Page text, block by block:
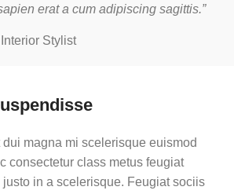
erat a cum adipiscing sagittis.”
Interior Stylist
magna mi scelerisque euismod
consectetur class metus feugiat
in a scelerisque. Feugiat sociis